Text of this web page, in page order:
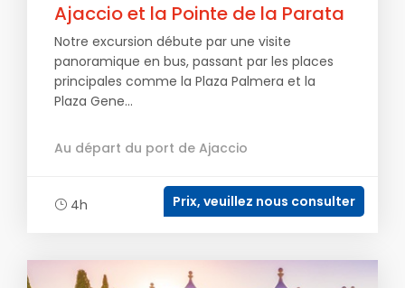
Ajaccio et la Pointe de la Parata
Notre excursion débute par une visite
panoramique en bus, passant par les places
principales comme la Plaza Palmera et la
Plaza Gene...
Au départ du port de Ajaccio
4h Prix, veuillez nous consulter